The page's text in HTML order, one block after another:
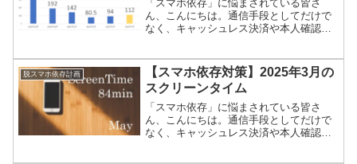
「スマホ依存」に悩まされている皆さ
ん、こんにちは。通信手段としてだけで
なく、キャッシュレス決済や本人確認の
よね。しかも外出自粛でずっと家にいる
となれば、スマホをいじるし...
脱スマホ依存計画
【スマホ依存対策】2025年3月の
スクリーンタイム
「スマホ依存」に悩まされている皆さ
ん、こんにちは。通信手段としてだけで
なく、キャッシュレス決済や本人確認の